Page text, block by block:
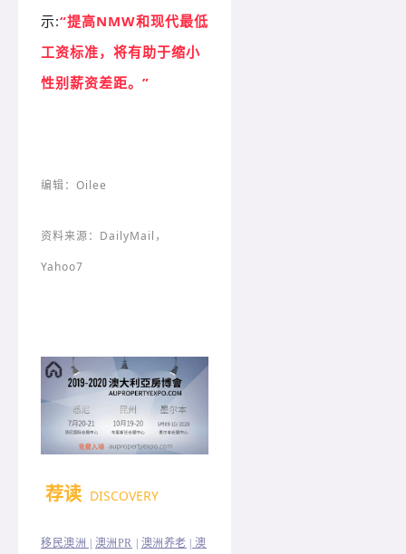
示:“提高NMW和现代最低
工资标准，将有助于缩小
性别薪资差距。”
编辑：Oilee
资料来源：DailyMail，
Yahoo7
荐读 DISCOVERY
移民澳洲 | 澳洲PR | 澳洲养老 | 澳